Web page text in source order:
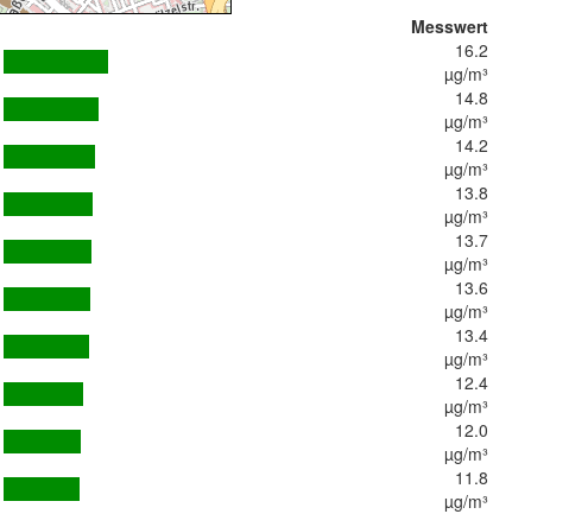
Messwert
16.2
µg/m³
14.8
µg/m³
14.2
µg/m³
13.8
µg/m³
13.7
µg/m³
13.6
µg/m³
13.4
µg/m³
12.4
µg/m³
12.0
µg/m³
11.8
µg/m³